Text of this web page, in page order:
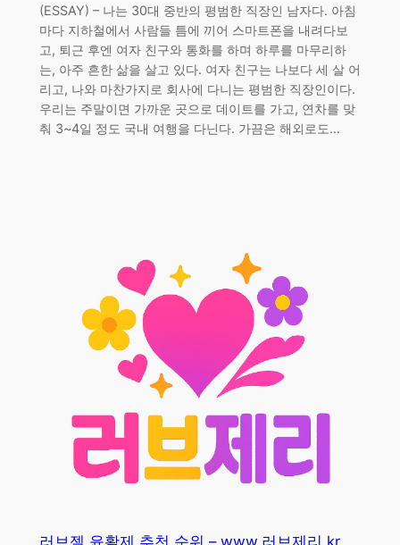
(ESSAY) – 나는 30대 중반의 평범한 직장인 남자다. 아침
마다 지하철에서 사람들 틈에 끼어 스마트폰을 내려다보
고, 퇴근 후엔 여자 친구와 통화를 하며 하루를 마무리하
는, 아주 흔한 삶을 살고 있다. 여자 친구는 나보다 세 살 어
리고, 나와 마찬가지로 회사에 다니는 평범한 직장인이다.
우리는 주말이면 가까운 곳으로 데이트를 가고, 연차를 맞
춰 3~4일 정도 국내 여행을 다닌다. 가끔은 해외로도…